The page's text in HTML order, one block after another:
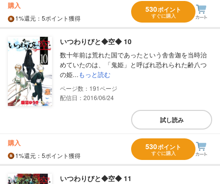
購入
1%還元 ：5ポイント獲得
530ポイント
すぐに購入
いつわりびと◆空◆ 10
数十年前は荒れた国であったという舎舎迦を当時治
めていたのは、「鬼姫」と呼ばれ恐れられた齢八つ
の姫...もっと読む
191
配信日：2016/06/24
試し読み
購入
1%還元 ：5ポイント獲得
530ポイント
すぐに購入
いつわりびと◆空◆ 11